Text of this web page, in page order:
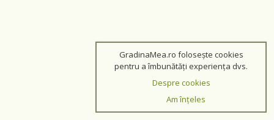
GradinaMea.ro folosește cookies
pentru a îmbunătăți experiența dvs.
Despre cookies
Am înțeles